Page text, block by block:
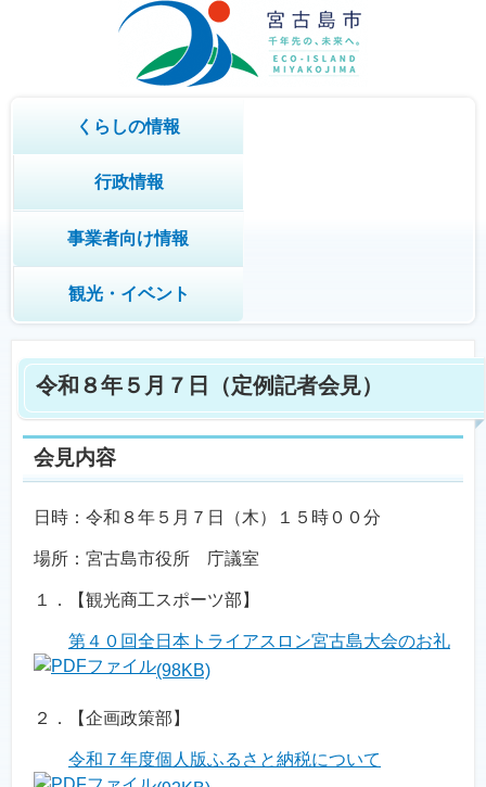
くらしの情報
行政情報
事業者向け情報
観光・イベント
令和８年５月７日（定例記者会見）
会見内容
日時：令和８年５月７日（木）１５時００分
場所：宮古島市役所 庁議室
１．【観光商工スポーツ部】
第４０回全日本トライアスロン宮古島大会のお礼
(98KB)
２．【企画政策部】
令和７年度個人版ふるさと納税について